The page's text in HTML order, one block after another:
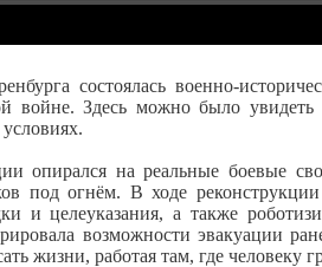
состоялась
войне. Здесь можно было
опирался на реальные боевые
под огнём. В ходе
и целеуказания, а также
возможности эвакуации
жизни, работая там, где человеку